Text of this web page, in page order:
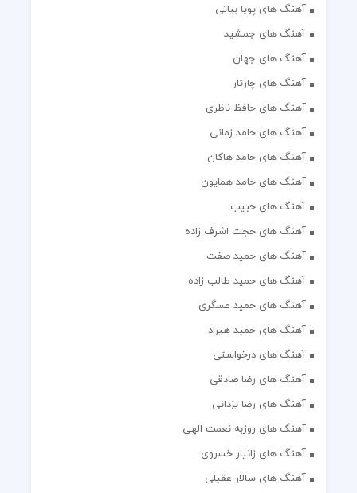
آهنگ های پویا بیاتی
آهنگ های جمشید
آهنگ های جهان
آهنگ های چارتار
آهنگ های حافظ ناظری
آهنگ های حامد زمانی
آهنگ های حامد هاکان
آهنگ های حامد همایون
آهنگ های حبیب
آهنگ های حجت اشرف زاده
آهنگ های حمید صفت
آهنگ های حمید طالب زاده
آهنگ های حمید عسگری
آهنگ های حمید هیراد
آهنگ های درخواستی
آهنگ های رضا صادقی
آهنگ های رضا یزدانی
آهنگ های روزبه نعمت الهی
آهنگ های زانیار خسروی
آهنگ های سالار عقیلی